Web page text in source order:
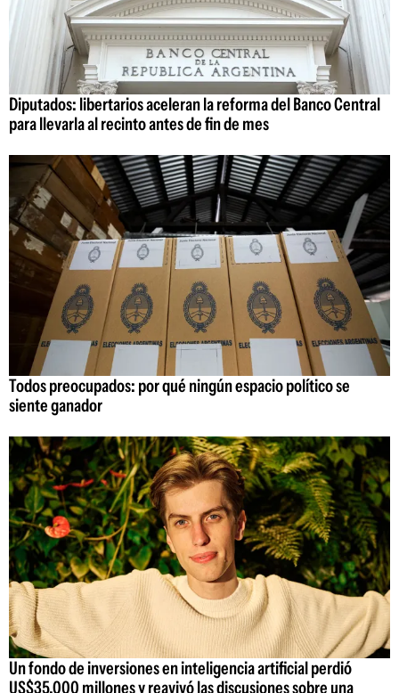
Diputados: libertarios aceleran la reforma del Banco Central
para llevarla al recinto antes de fin de mes
Todos preocupados: por qué ningún espacio político se
siente ganador
Un fondo de inversiones en inteligencia artificial perdió
US$35.000 millones y reavivó las discusiones sobre una